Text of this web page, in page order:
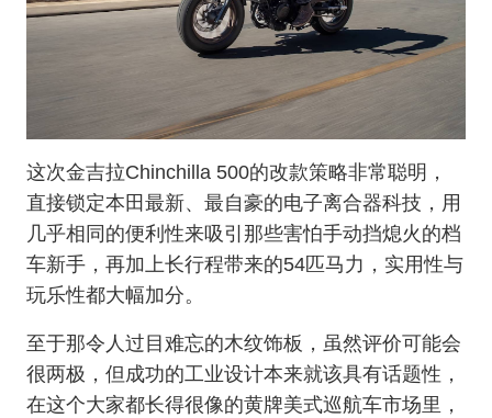
这次金吉拉Chinchilla 500的改款策略非常聪明，
直接锁定本田最新、最自豪的电子离合器科技，用
几乎相同的便利性来吸引那些害怕手动挡熄火的档
车新手，再加上长行程带来的54匹马力，实用性与
玩乐性都大幅加分。
至于那令人过目难忘的木纹饰板，虽然评价可能会
很两极，但成功的工业设计本来就该具有话题性，
在这个大家都长得很像的黄牌美式巡航车市场里，